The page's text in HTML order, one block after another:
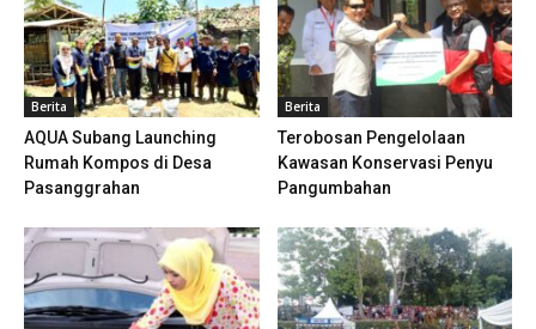
Berita
AQUA Subang Launching
Rumah Kompos di Desa
Pasanggrahan
Berita
Terobosan Pengelolaan
Kawasan Konservasi Penyu
Pangumbahan